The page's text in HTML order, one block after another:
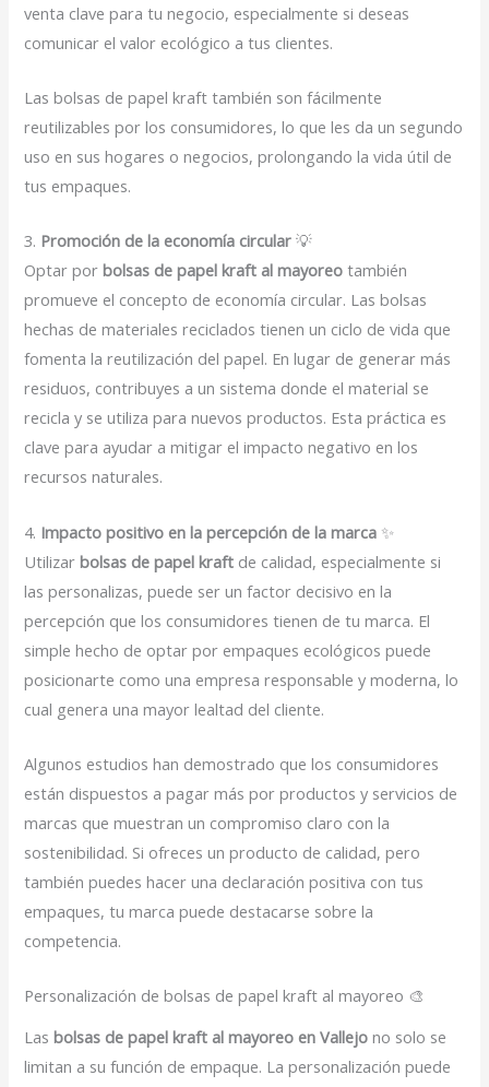
venta clave para tu negocio, especialmente si deseas
comunicar el valor ecológico a tus clientes.
Las bolsas de papel kraft también son fácilmente
reutilizables por los consumidores, lo que les da un segundo
uso en sus hogares o negocios, prolongando la vida útil de
tus empaques.
3. Promoción de la economía circular 💡
Optar porbolsas de papel kraft al mayoreo también
promueve el concepto de economía circular. Las bolsas
hechas de materiales reciclados tienen un ciclo de vida que
fomenta la reutilización del papel. En lugar de generar más
residuos, contribuyes a un sistema donde el material se
recicla y se utiliza para nuevos productos. Esta práctica es
clave para ayudar a mitigar el impacto negativo en los
recursos naturales.
4. Impacto positivo en la percepción de la marca ✨
Utilizarbolsas de papel kraft de calidad, especialmente si
las personalizas, puede ser un factor decisivo en la
percepción que los consumidores tienen de tu marca. El
simple hecho de optar por empaques ecológicos puede
posicionarte como una empresa responsable y moderna, lo
cual genera una mayor lealtad del cliente.
Algunos estudios han demostrado que los consumidores
están dispuestos a pagar más por productos y servicios de
marcas que muestran un compromiso claro con la
sostenibilidad. Si ofreces un producto de calidad, pero
también puedes hacer una declaración positiva con tus
empaques, tu marca puede destacarse sobre la
competencia.
Personalización de bolsas de papel kraft al mayoreo 🎨
Lasbolsas de papel kraft al mayoreo en Vallejo no solo se
limitan a su función de empaque. La personalización puede